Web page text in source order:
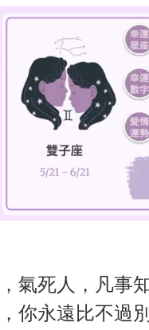
氣死人，凡事
你永遠比不過